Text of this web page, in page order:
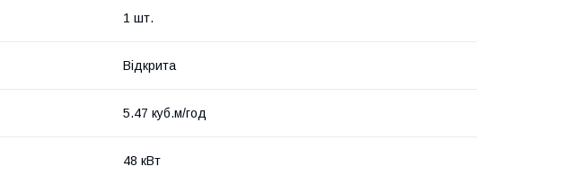
1 шт.
Відкрита
5.47 куб.м/год
48 кВт